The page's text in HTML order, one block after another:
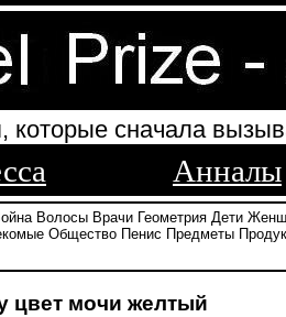
которые сначала
Анналы
Волосы Врачи Геометрия Дети
Общество Пенис Предметы
цвет мочи желтый